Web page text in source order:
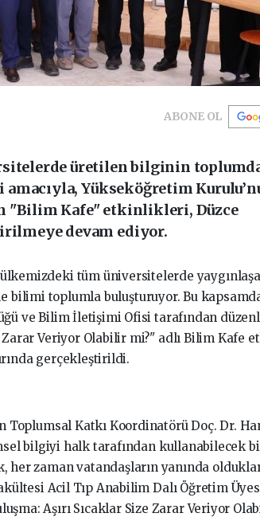
ABONE OL
üretilen bilginin
Yükseköğretim
"Bilim Kafe" etkinlikleri, Düzce
devam ediyor.
tüm üniversitelerde
toplumla buluşturuyor. Bu
ve Bilim İletişimi Ofisi tarafından
Zarar Veriyor Olabilir mi?" adlı Bilim Kafe
gerçekleştirildi.
Toplumsal Katkı Koordinatörü Doç. Dr.
bilgiyi halk tarafından kullanabilecek
her zaman vatandaşların yanında
Acil Tıp Anabilim Dalı Öğretim
Aşırı Sıcaklar Size Zarar Veriyor